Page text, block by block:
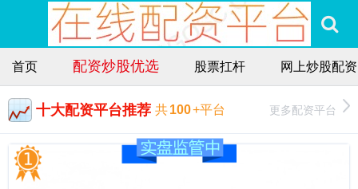
首页 配资炒股优选 股票扛杆 网上炒股配资
十大配资平台推荐 共100+平台 更多配资平台